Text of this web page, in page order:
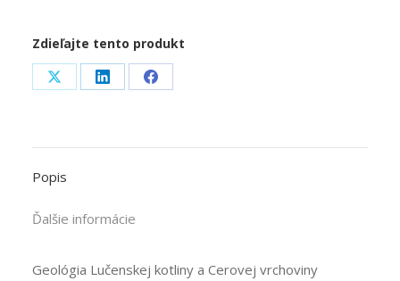
Zdieľajte tento produkt
Share
X
Share
LinkedIn
Share
Facebook
Popis
Ďalšie informácie
Geológia Lučenskej kotliny a Cerovej vrchoviny